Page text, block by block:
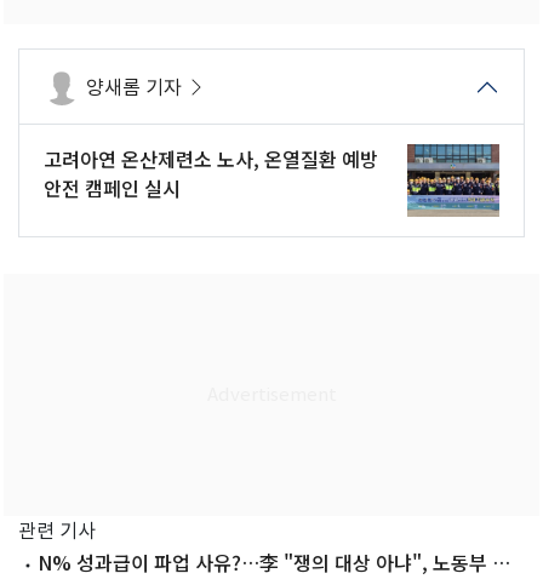
양새롬 기자
고려아연 온산제련소 노사, 온열질환 예방
안전 캠페인 실시
관련 기사
N% 성과급이 파업 사유?…李 "쟁의 대상 아냐", 노동부 기